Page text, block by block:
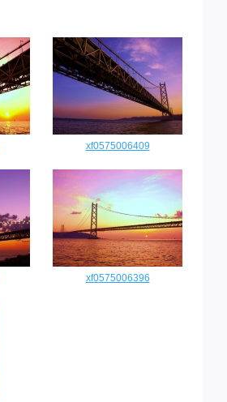
xf0575006409
xf0575006396